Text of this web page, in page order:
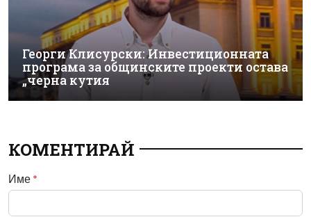
Георги Клисурски: Инвестиционната
програма за общинските проекти остава
„черна кутия
КОМЕНТИРАЙ
Име *